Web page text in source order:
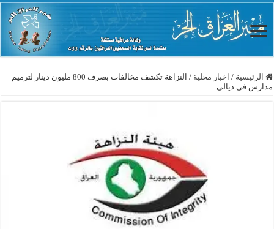
الرئيسية / اخبار محلية /
النزاهة تكشف مخالفات بصرف 800 مليون دينار لترميم
مدارس في ديالى